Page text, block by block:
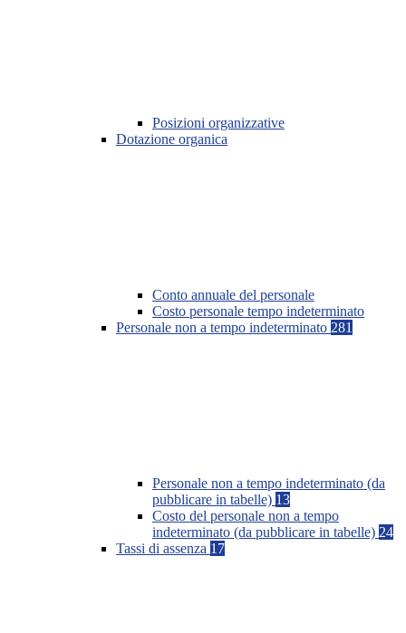
Posizioni organizzative
Dotazione organica
Conto annuale del personale
Costo personale tempo indeterminato
Personale non a tempo indeterminato 281
Personale non a tempo indeterminato (da
pubblicare in tabelle) 13
Costo del personale non a tempo
indeterminato (da pubblicare in tabelle) 24
Tassi di assenza 17